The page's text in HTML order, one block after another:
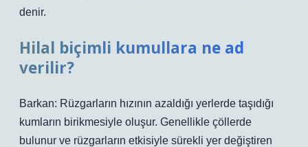
denir.
Hilal biçimli kumullara ne ad
verilir?
Barkan: Rüzgarların hızının azaldığı yerlerde taşıdığı
kumların birikmesiyle oluşur. Genellikle çöllerde
bulunur ve rüzgarların etkisiyle sürekli yer değiştiren